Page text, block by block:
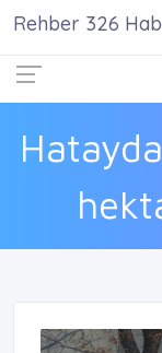
Rehber 326